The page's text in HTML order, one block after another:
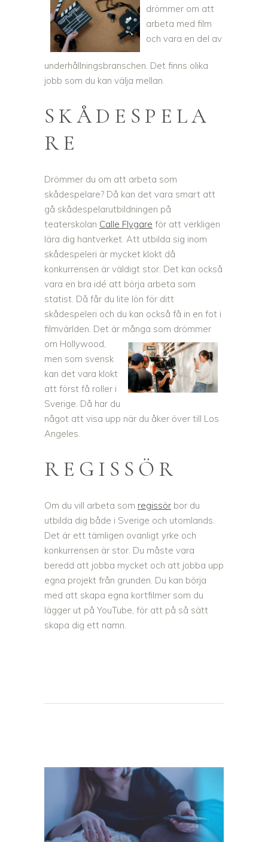
drömmer om att
arbeta med film
och vara en del av
underhållningsbranschen. Det finns olika
jobb som du kan välja mellan.
SKÅDESPELA
RE
Drömmer du om att arbeta som
skådespelare? Då kan det vara smart att
gå skådespelarutbildningen på
teaterskolan Calle Flygare för att verkligen
lära dig hantverket. Att utbilda sig inom
skådespeleri är mycket klokt då
konkurrensen är väldigt stor. Det kan också
vara en bra idé att börja arbeta som
statist. Då får du lite lön för ditt
skådespeleri och du kan också få in en fot i
filmvärlden. Det är många som drömmer
om Hollywood,
men som svensk
kan det vara klokt
att först få roller i
Sverige. Då har du
något att visa upp när du åker över till Los
Angeles.
REGISSÖR
Om du vill arbeta som regissör bor du
utbilda dig både i Sverige och utomlands.
Det är ett tämligen ovanligt yrke och
konkurrensen är stor. Du måste vara
beredd att jobba mycket och att jobba upp
egna projekt från grunden. Du kan börja
med att skapa egna kortfilmer som du
lägger ut på YouTube, för att på så sätt
skapa dig ett namn.